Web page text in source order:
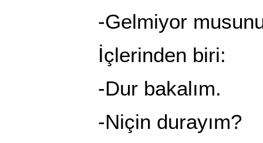
-Gelmiyor
İçlerinden biri:
-Dur bakalım.
-Niçin durayım?